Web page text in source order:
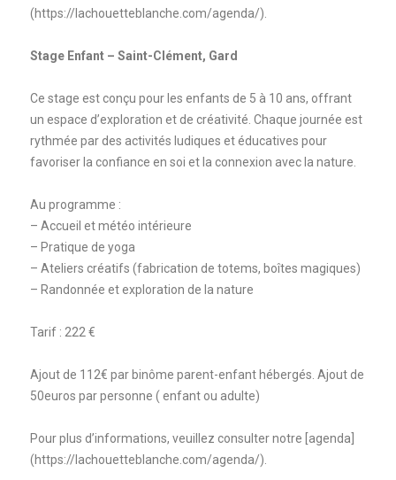
(https://lachouetteblanche.com/agenda/).
Stage Enfant – Saint-Clément, Gard
Ce stage est conçu pour les enfants de 5 à 10 ans, offrant
un espace d’exploration et de créativité. Chaque journée est
rythmée par des activités ludiques et éducatives pour
favoriser la confiance en soi et la connexion avec la nature.
Au programme :
– Accueil et météo intérieure
– Pratique de yoga
– Ateliers créatifs (fabrication de totems, boîtes magiques)
– Randonnée et exploration de la nature
Tarif : 222 €
Ajout de 112€ par binôme parent-enfant hébergés. Ajout de
50euros par personne ( enfant ou adulte)
Pour plus d’informations, veuillez consulter notre [agenda]
(https://lachouetteblanche.com/agenda/).